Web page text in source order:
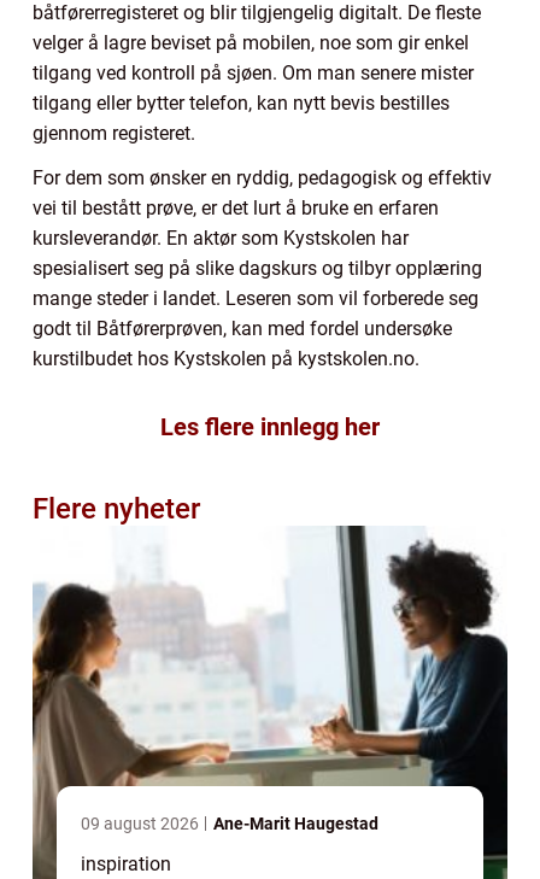
båtførerregisteret og blir tilgjengelig digitalt. De fleste
velger å lagre beviset på mobilen, noe som gir enkel
tilgang ved kontroll på sjøen. Om man senere mister
tilgang eller bytter telefon, kan nytt bevis bestilles
gjennom registeret.
For dem som ønsker en ryddig, pedagogisk og effektiv
vei til bestått prøve, er det lurt å bruke en erfaren
kursleverandør. En aktør som Kystskolen har
spesialisert seg på slike dagskurs og tilbyr opplæring
mange steder i landet. Leseren som vil forberede seg
godt til Båtførerprøven, kan med fordel undersøke
kurstilbudet hos Kystskolen på kystskolen.no.
Les flere innlegg her
Flere nyheter
09 august 2026 Ane-Marit Haugestad
inspiration